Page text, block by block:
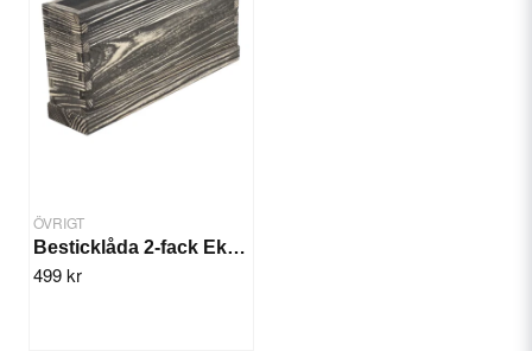
ÖVRIGT
Besticklåda 2-fack Ek/grå
499 kr